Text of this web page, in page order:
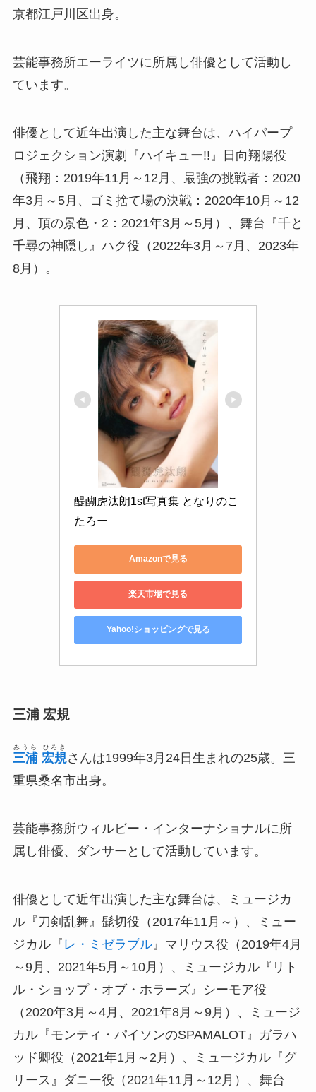
京都江戸川区出身。
芸能事務所エーライツに所属し俳優として活動し
ています。
俳優として近年出演した主な舞台は、ハイパープ
ロジェクション演劇『ハイキュー!!』日向翔陽役
（飛翔：2019年11月～12月、最強の挑戦者：2020
年3月～5月、ゴミ捨て場の決戦：2020年10月～12
月、頂の景色・2：2021年3月～5月）、舞台『千と
千尋の神隠し』ハク役（2022年3月～7月、2023年
8月）。
醍醐虎汰朗1st写真集 となりのこ
たろー
Amazonで見る
楽天市場で見る
Yahoo!ショッピングで見る
三浦 宏規
三浦 宏規
みうら ひろき
さんは1999年3月24日生まれの25歳。三
重県桑名市出身。
芸能事務所ウィルビー・インターナショナルに所
属し俳優、ダンサーとして活動しています。
俳優として近年出演した主な舞台は、ミュージカ
ル『刀剣乱舞』髭切役（2017年11月～）、ミュー
ジカル『 レ・ミゼラブル』マリウス役（2019年4月
～9月、2021年5月～10月）、ミュージカル『リト
ル・ショップ・オブ・ホラーズ』シーモア役
（2020年3月～4月、2021年8月～9月）、ミュージ
カル『モンティ・パイソンのSPAMALOT』ガラハ
ッド卿役（2021年1月～2月）、ミュージカル『グ
リース』ダニー役（2021年11月～12月）、舞台